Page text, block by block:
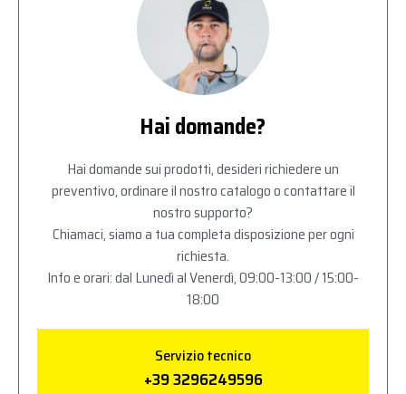
Hai domande?
Hai domande sui prodotti, desideri richiedere un
preventivo, ordinare il nostro catalogo o contattare il
nostro supporto?
Chiamaci, siamo a tua completa disposizione per ogni
richiesta.
Info e orari: dal Lunedì al Venerdì, 09:00-13:00 / 15:00-
18:00
Servizio tecnico
+39 3296249596